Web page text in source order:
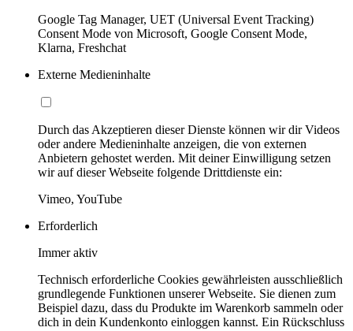
Google Tag Manager, UET (Universal Event Tracking)
Consent Mode von Microsoft, Google Consent Mode,
Klarna, Freshchat
Externe Medieninhalte
Durch das Akzeptieren dieser Dienste können wir dir Videos
oder andere Medieninhalte anzeigen, die von externen
Anbietern gehostet werden. Mit deiner Einwilligung setzen
wir auf dieser Webseite folgende Drittdienste ein:
Vimeo, YouTube
Erforderlich
Immer aktiv
Technisch erforderliche Cookies gewährleisten ausschließlich
grundlegende Funktionen unserer Webseite. Sie dienen zum
Beispiel dazu, dass du Produkte im Warenkorb sammeln oder
dich in dein Kundenkonto einloggen kannst. Ein Rückschluss